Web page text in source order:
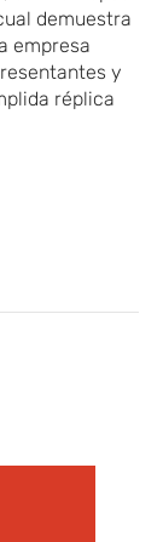
demuestra
empresa
y
réplica